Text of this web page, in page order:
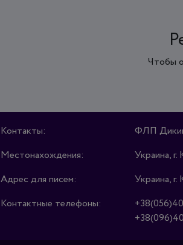
Чтобы
Контакты:
ФЛП
Местонахождения:
Украина,
Адрес для писем:
Украина,
Контактные телефоны: